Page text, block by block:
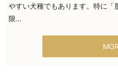
やすい犬種でもあります。特に「
限…